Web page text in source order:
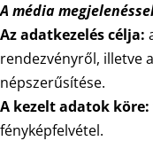
A média
Az adatkezelés célja:
rendezvényről, illetve
népszerűsítése.
A kezelt adatok köre:
fényképfelvétel.